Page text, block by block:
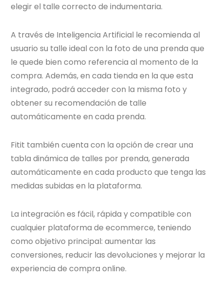
elegir el talle correcto de indumentaria.
A través de Inteligencia Artificial le recomienda al
usuario su talle ideal con la foto de una prenda que
le quede bien como referencia al momento de la
compra. Además, en cada tienda en la que esta
integrado, podrá acceder con la misma foto y
obtener su recomendación de talle
automáticamente en cada prenda.
Fitit también cuenta con la opción de crear una
tabla dinámica de talles por prenda, generada
automáticamente en cada producto que tenga las
medidas subidas en la plataforma.
La integración es fácil, rápida y compatible con
cualquier plataforma de ecommerce, teniendo
como objetivo principal: aumentar las
conversiones, reducir las devoluciones y mejorar la
experiencia de compra online.